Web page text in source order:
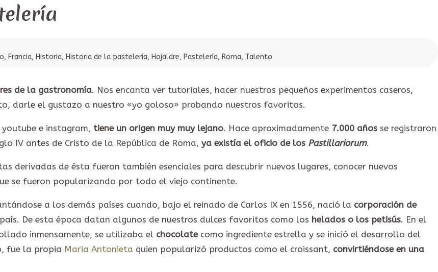
, Francia, Historia, Historia de la pastelería, Hojaldre, Pastelería, Roma, Talento
de la gastronomía. Nos encanta ver tutoriales, hacer nuestros pequeños experimentos caseros,
darle el gustazo a nuestro «yo goloso» probando nuestros favoritos.
e instagram, tiene un origen muy muy lejano. Hace aproximadamente 7.000 años se registraron
IV antes de Cristo de la República de Roma, ya existía el oficio de los Pastillariorum.
derivadas de ésta fueron también esenciales para descubrir nuevos lugares, conocer nuevos
se fueron popularizando por todo el viejo continente.
a los demás países cuando, bajo el reinado de Carlos IX en 1556, nació la corporación de
De esta época datan algunos de nuestros dulces favoritos como los helados o los petisús. En el
inmensamente, se utilizaba el chocolatecomo ingrediente estrella y se inició el desarrollo del
fue la propia Maria Antonieta quien popularizó productos como el croissant, convirtiéndose en una